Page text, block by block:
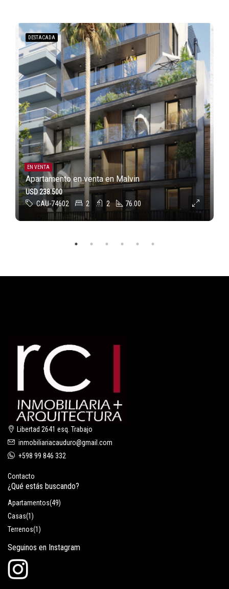
Apartamento en venta en Malvin
CAU-74602 2 2 76.00
USD 238.500
EN VENTA
DESTACADA
Libertad 2641 esq. Trabajo
inmobiliariacauduro@gmail.com
+598 99 846 332
Contacto
¿Qué estás buscando?
Apartamentos(49)
Casas(1)
Terrenos(1)
Seguinos en Instagram